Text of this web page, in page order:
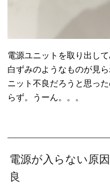
電源ユニットを取り出し
白ずみのようなものが見
ニット不良だろうと思っ
らず。うーん。。。
電源が入らない原
良